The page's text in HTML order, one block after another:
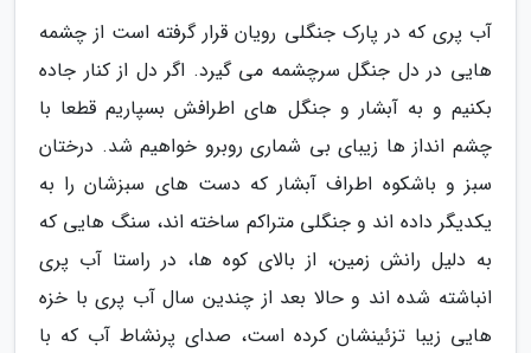
آب پری که در پارک جنگلی رویان قرار گرفته است از چشمه
هایی در دل جنگل سرچشمه می گیرد. اگر دل از کنار جاده
بکنیم و به آبشار و جنگل های اطرافش بسپاریم قطعا با
چشم انداز ها زیبای بی شماری روبرو خواهیم شد. درختان
سبز و باشکوه اطراف آبشار که دست های سبزشان را به
یکدیگر داده اند و جنگلی متراکم ساخته اند، سنگ هایی که
به دلیل رانش زمین، از بالای کوه ها، در راستا آب پری
انباشته شده اند و حالا بعد از چندین سال آب پری با خزه
هایی زیبا تزئینشان کرده است، صدای پرنشاط آب که با